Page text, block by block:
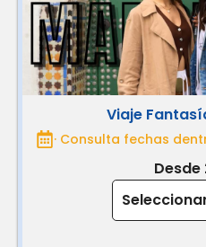
Viaje
· Consulta fechas